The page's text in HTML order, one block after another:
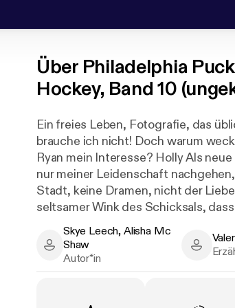
Über Philadelphia
Hockey, Band 10
Ein freies Leben, Fotografie, das
brauche ich nicht! Doch warum
Ryan mein Interesse? Holly Als
nur meiner Leidenschaft
Stadt, keine Dramen, nicht der
seltsamer Wink des Schicksals,
der Nagelschere zu schneiden
annehmen wollte. Ryan Mein Start
meine Exfrau Charlotte macht mir
Skye Leech, Alisha Mc Shaw - Author
Skye Leech, Alisha Mc
Shaw
Autor*in